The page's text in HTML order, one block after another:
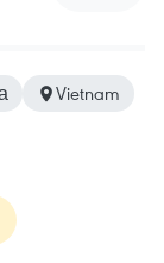
Vietnam